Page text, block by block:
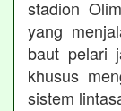
stadion
yang
baut pelari
khusus
sistem